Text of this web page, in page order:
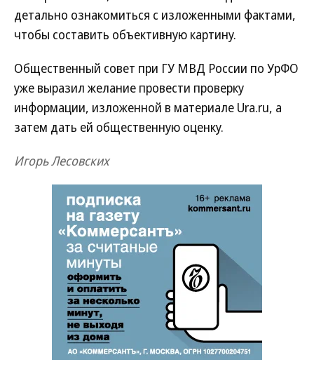
детально ознакомиться с изложенными фактами,
чтобы составить объективную картину.
Общественный совет при ГУ МВД России по УрФО
уже выразил желание провести проверку
информации, изложенной в материале Ura.ru, а
затем дать ей общественную оценку.
Игорь Лесовских